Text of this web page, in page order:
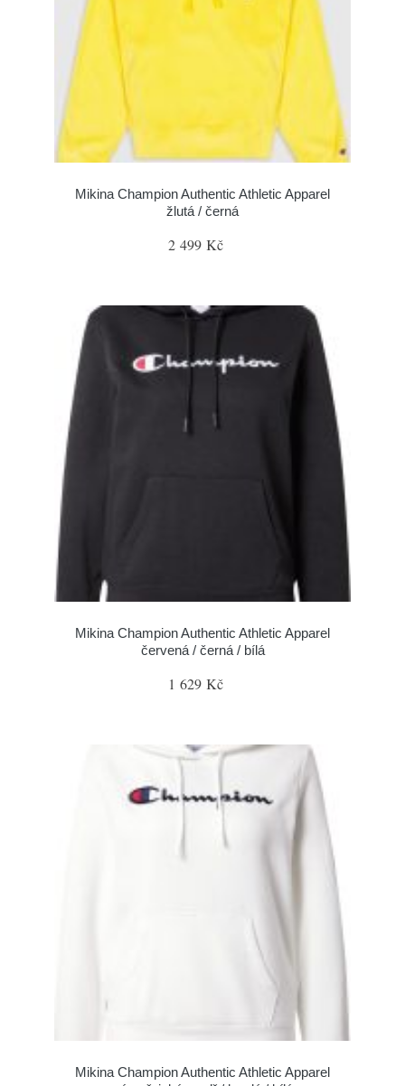
Mikina Champion Authentic Athletic Apparel
žlutá / černá
2 499 Kč
Mikina Champion Authentic Athletic Apparel
červená / černá / bílá
1 629 Kč
Mikina Champion Authentic Athletic Apparel